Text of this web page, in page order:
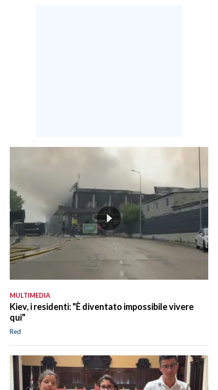
MULTIMEDIA
Kiev, i residenti: "È diventato impossibile vivere
qui"
Red